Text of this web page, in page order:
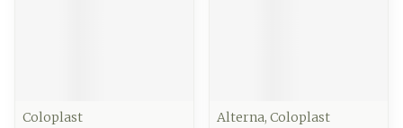
Coloplast
Alterna, Coloplast